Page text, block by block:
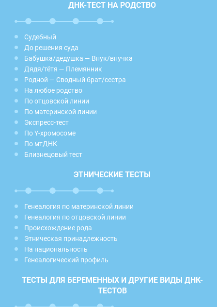
ДНК-ТЕСТ НА РОДСТВО
Судебный
До решения суда
Бабушка/дедушка — Внук/внучка
Дядя/тётя — Племянник
Родной — Сводный брат/сестра
На любое родство
По отцовской линии
По материнской линии
Экспресс-тест
По Y-хромосоме
По мтДНК
Близнецовый тест
ЭТНИЧЕСКИЕ ТЕСТЫ
Генеалогия по материнской линии
Генеалогия по отцовской линии
Происхождение рода
Этническая принадлежность
На национальность
Генеалогический профиль
ТЕСТЫ ДЛЯ БЕРЕМЕННЫХ И ДРУГИЕ ВИДЫ ДНК-
ТЕСТОВ